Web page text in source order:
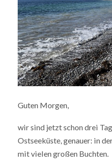
Guten Morgen,
wir sind jetzt schon drei
Ostseeküste, genauer: in
mit vielen großen Buchten.